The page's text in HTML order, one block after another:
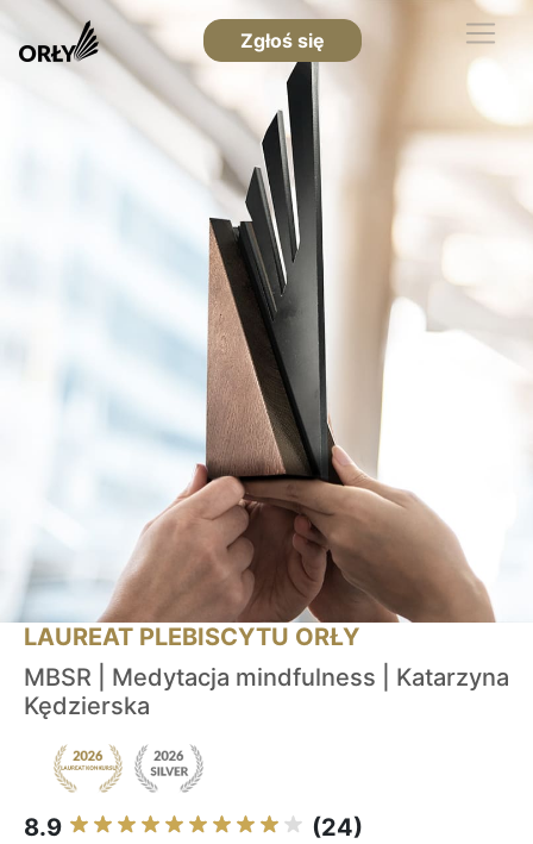
Zgłoś się
LAUREAT PLEBISCYTU ORŁY
MBSR | Medytacja mindfulness | Katarzyna
Kędzierska
8.9 (24)